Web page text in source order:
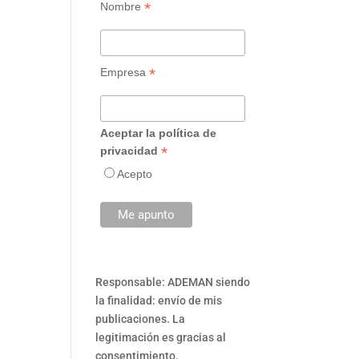
Nombre *
Empresa *
Aceptar la política de
privacidad *
Acepto
Responsable: ADEMAN siendo
la finalidad: envío de mis
publicaciones. La
legitimación es gracias al
consentimiento.